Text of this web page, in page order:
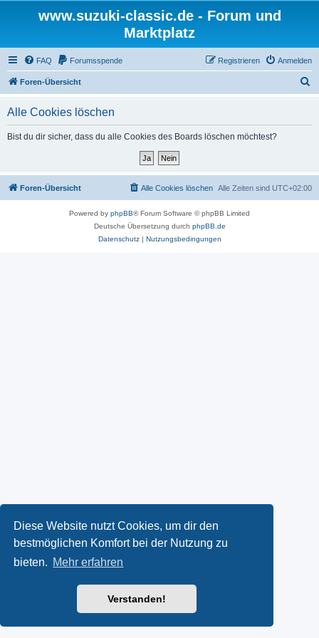
Diese Website nutzt Cookies, um dir den
bestmöglichen Komfort bei der Nutzung zu
bieten. Mehr erfahren
Verstanden!
www.suzuki-classic.de - Forum und
Marktplatz
FAQ Forumsspende Anmelden
Registrieren
Foren-Übersicht
Alle Cookies löschen
Bist du dir sicher, dass du alle Cookies des Boards löschen möchtest?
Foren-Übersicht Alle Zeiten sind UTC+02:00
Alle Cookies löschen
Powered by phpBB® Forum Software © phpBB Limited
Deutsche Übersetzung durch phpBB.de
Datenschutz| Nutzungsbedingungen